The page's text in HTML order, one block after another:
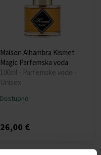
Maison Alhambra Kismet
Magic Parfemska voda
100ml - Parfemske vode -
Unisex
Dostupno
26,00 €